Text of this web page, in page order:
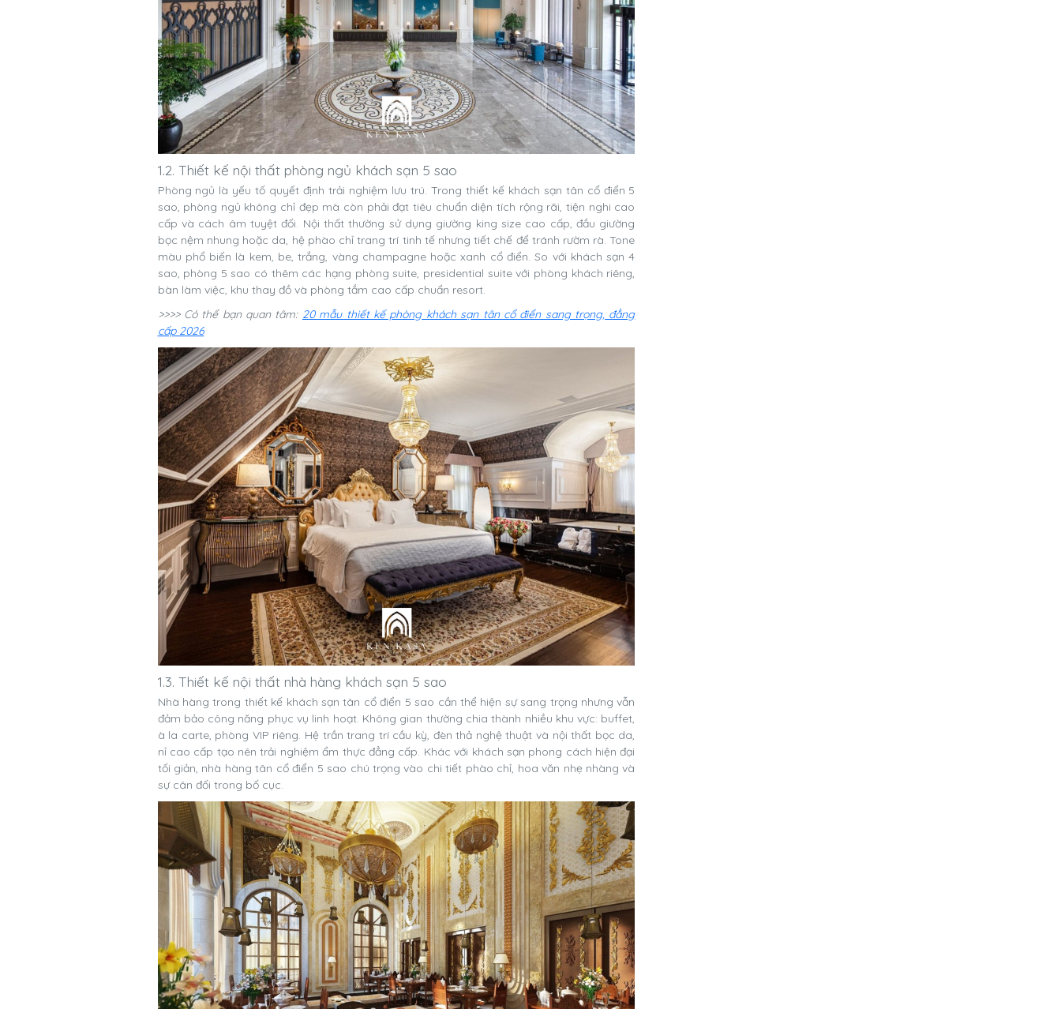
1.2. Thiết kế nội thất phòng ngủ khách sạn 5 sao
Phòng ngủ là yếu tố quyết định trải nghiệm lưu trú. Trong thiết kế khách sạn tân cổ điển 5
sao, phòng ngủ không chỉ đẹp mà còn phải đạt tiêu chuẩn diện tích rộng rãi, tiện nghi cao
cấp và cách âm tuyệt đối. Nội thất thường sử dụng giường king size cao cấp, đầu giường
bọc nệm nhung hoặc da, hệ phào chỉ trang trí tinh tế nhưng tiết chế để tránh rườm rà. Tone
màu phổ biến là kem, be, trắng, vàng champagne hoặc xanh cổ điển. So với khách sạn 4
sao, phòng 5 sao có thêm các hạng phòng suite, presidential suite với phòng khách riêng,
bàn làm việc, khu thay đồ và phòng tắm cao cấp chuẩn resort.
>>>> Có thể bạn quan tâm: 20 mẫu thiết kế phòng khách sạn tân cổ điển sang trọng, đẳng
cấp 2026
1.3. Thiết kế nội thất nhà hàng khách sạn 5 sao
Nhà hàng trong thiết kế khách sạn tân cổ điển 5 sao cần thể hiện sự sang trọng nhưng vẫn
đảm bảo công năng phục vụ linh hoạt. Không gian thường chia thành nhiều khu vực: buffet,
à la carte, phòng VIP riêng. Hệ trần trang trí cầu kỳ, đèn thả nghệ thuật và nội thất bọc da,
nỉ cao cấp tạo nên trải nghiệm ẩm thực đẳng cấp. Khác với khách sạn phong cách hiện đại
tối giản, nhà hàng tân cổ điển 5 sao chú trọng vào chi tiết phào chỉ, hoa văn nhẹ nhàng và
sự cân đối trong bố cục.